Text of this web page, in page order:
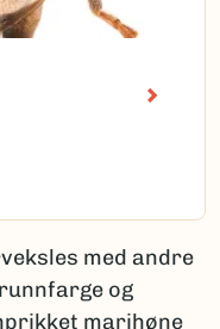
med andre
og
marihøne